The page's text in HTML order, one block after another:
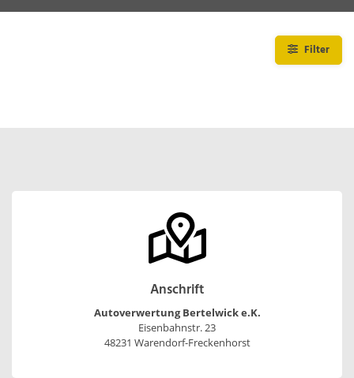
Filter
Anschrift
Autoverwertung Bertelwick e.K.
Eisenbahnstr. 23
48231 Warendorf-Freckenhorst